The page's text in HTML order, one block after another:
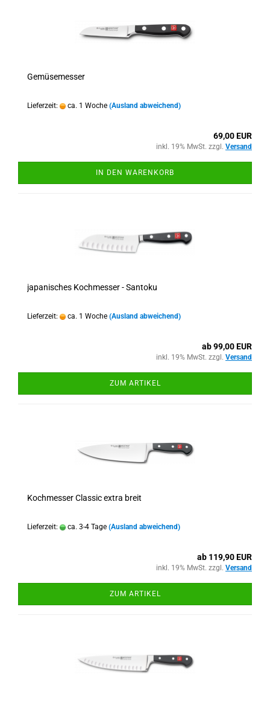
Gemüsemesser
Lieferzeit: ca. 1 Woche (Ausland abweichend)
69,00 EUR
inkl. 19% MwSt. zzgl. Versand
IN DEN WARENKORB
japanisches Kochmesser - Santoku
Lieferzeit: ca. 1 Woche (Ausland abweichend)
ab 99,00 EUR
inkl. 19% MwSt. zzgl. Versand
ZUM ARTIKEL
Kochmesser Classic extra breit
Lieferzeit: ca. 3-4 Tage (Ausland abweichend)
ab 119,90 EUR
inkl. 19% MwSt. zzgl. Versand
ZUM ARTIKEL